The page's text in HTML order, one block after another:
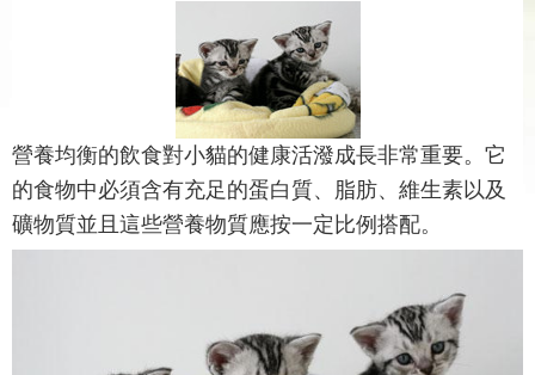
營養均衡的飲食對小貓的健康活潑成長非常重要。它
的食物中必須含有充足的蛋白質、脂肪、維生素以及
礦物質並且這些營養物質應按一定比例搭配。